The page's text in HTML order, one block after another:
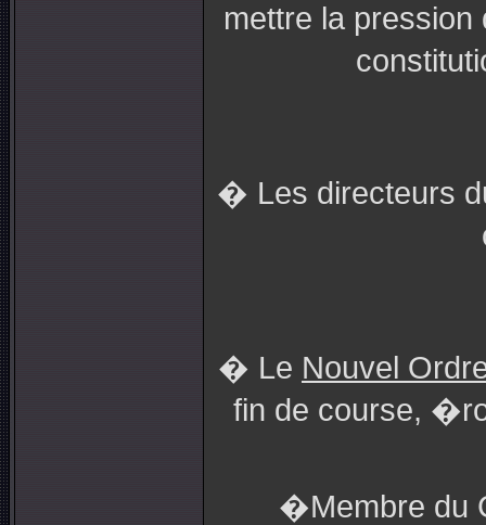
mettre la
� Les directeurs
� Le Nouvel
fin de course,
�Membre du